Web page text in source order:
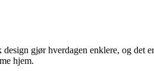
gjør hverdagen enklere, og
hjem.